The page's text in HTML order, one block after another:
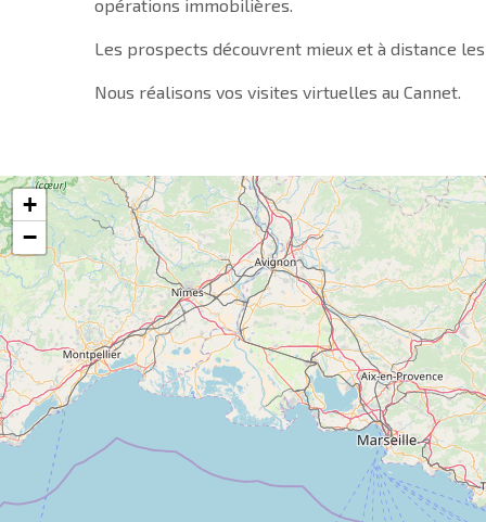
opérations immobilières.
Les prospects découvrent mieux et à distance
Nous réalisons vos visites virtuelles au Cannet.
+
−